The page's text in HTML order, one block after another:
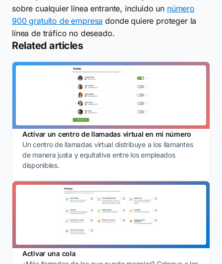
sobre cualquier línea entrante, incluido un número
900 gratuito de empresa donde quiere proteger la
línea de tráfico no deseado.
Related articles
Activar un centro de llamadas virtual en mi número
Un centro de llamadas virtual distribuye a los llamantes
de manera justa y equitativa entre los empleados
disponibles.
Activar una cola